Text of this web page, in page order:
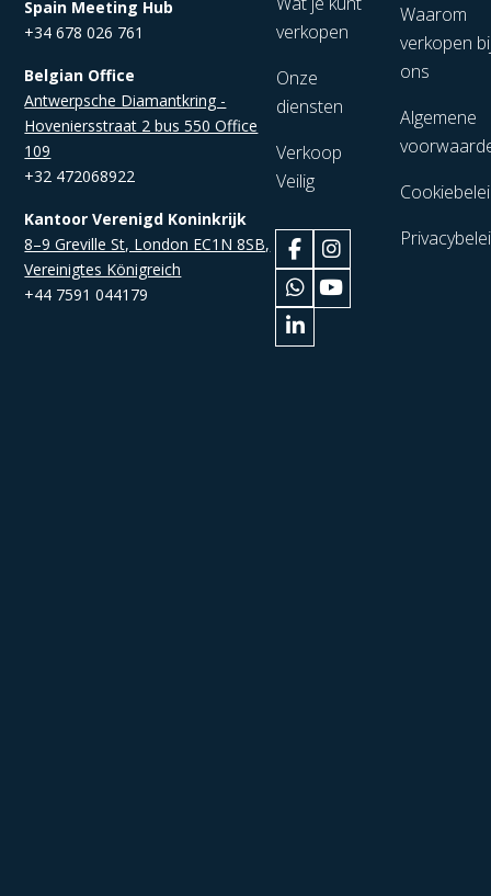
Spain Meeting Hub
+34 678 026 761
Belgian Office
Antwerpsche Diamantkring -
Hoveniersstraat 2 bus 550 Office
109
+32 472068922
Kantoor Verenigd Koninkrijk
8–9 Greville St, London EC1N 8SB,
Vereinigtes Königreich
+44 7591 044179
verkopen
Onze
diensten
Verkoop
Veilig
Waarom
verkopen
ons
Algemene